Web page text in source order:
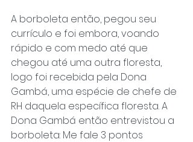
A borboleta então, pegou seu
currículo e foi embora, voando
rápido e com medo até que
chegou até uma outra floresta,
logo foi recebida pela Dona
Gambá, uma espécie de chefe de
RH daquela específica floresta. A
Dona Gambá então entrevistou a
borboleta: Me fale 3 pontos